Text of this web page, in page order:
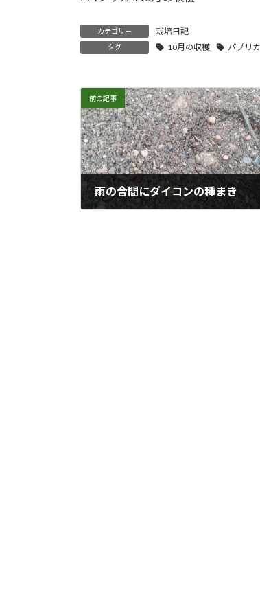
カテゴリー 栽培日記
タグ 10月の収穫 パプリカ
前の記事
雨の合間にダイコンの種まき